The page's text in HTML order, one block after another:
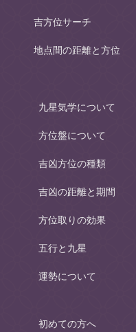
吉方位サーチ
地点間の距離と方位
九星気学について
方位盤について
吉凶方位の種類
吉凶の距離と期間
方位取りの効果
五行と九星
運勢について
初めての方へ